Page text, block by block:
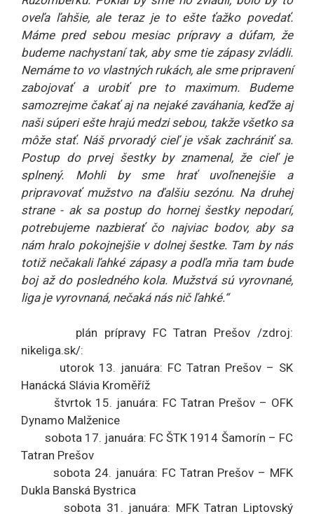
oveľa ľahšie, ale teraz je to ešte ťažko povedať.
Máme pred sebou mesiac prípravy a dúfam, že
budeme nachystaní tak, aby sme tie zápasy zvládli.
Nemáme to vo vlastných rukách, ale sme pripravení
zabojovať a urobiť pre to maximum. Budeme
samozrejme čakať aj na nejaké zaváhania, keďže aj
naši súperi ešte hrajú medzi sebou, takže všetko sa
môže stať. Náš prvoradý cieľ je však zachrániť sa.
Postup do prvej šestky by znamenal, že cieľ je
splnený. Mohli by sme hrať uvoľnenejšie a
pripravovať mužstvo na ďalšiu sezónu. Na druhej
strane - ak sa postup do hornej šestky nepodarí,
potrebujeme nazbierať čo najviac bodov, aby sa
nám hralo pokojnejšie v dolnej šestke. Tam by nás
totiž nečakali ľahké zápasy a podľa mňa tam bude
boj až do posledného kola. Mužstvá sú vyrovnané,
liga je vyrovnaná, nečaká nás nič ľahké.“
plán prípravy FC Tatran Prešov /zdroj:
nikeliga.sk/:
utorok 13. januára: FC Tatran Prešov – SK
Hanácká Slávia Kroměříž
štvrtok 15. januára: FC Tatran Prešov – OFK
Dynamo Malženice
sobota 17. januára: FC ŠTK 1914 Šamorín – FC
Tatran Prešov
sobota 24. januára: FC Tatran Prešov – MFK
Dukla Banská Bystrica
sobota 31. januára: MFK Tatran Liptovský